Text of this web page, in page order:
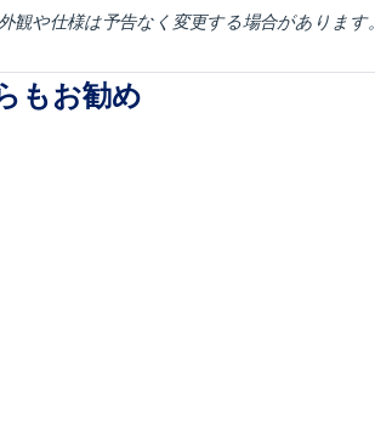
観や仕様は予告なく変更する場合があります。
もお勧め